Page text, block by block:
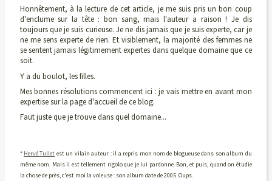
Honnêtement, à la lecture de cet article, je me suis pris un bon coup
d'enclume sur la tête : bon sang, mais l'auteur a raison ! Je dis
toujours que je suis curieuse. Je ne dis jamais que je suis experte, car je
ne me sens experte de rien. Et visiblement, la majorité des femmes ne
se sentent jamais légitimement expertes dans quelque domaine que ce
soit.
Y a du boulot, les filles.
Mes bonnes résolutions commencent ici : je vais mettre en avant mon
expertise sur la page d'accueil de ce blog.
Faut juste que je trouve dans quel domaine...
* Hervé Tullet est un vilain auteur : il a repris mon nom de blogueuse dans son album du
même nom. Mais il est tellement rigolo que je lui pardonne. Bon, et puis, quand on étudie
la chose de près, c'est moi la voleuse : son album date de 2005. Oups.